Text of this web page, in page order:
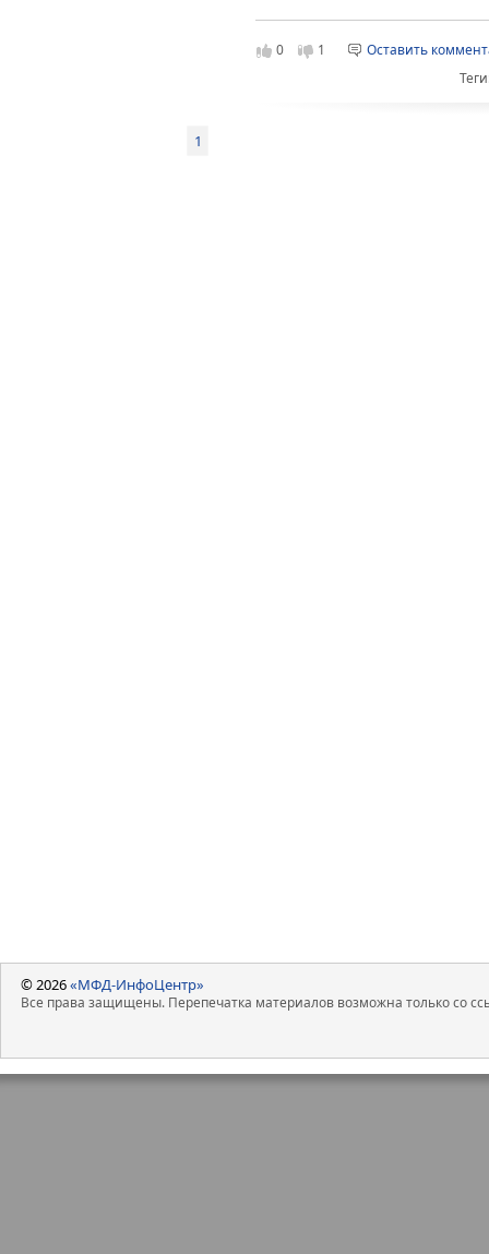
застрахованы в соответствии с
Сеть находится в фазе
0 1
Оставить
1
© 2026«МФД-ИнфоЦентр»
Все права защищены. Перепечатка материалов возможна только со